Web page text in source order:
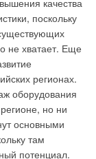
качества
поскольку
не хватает. Еще
регионах.
оборудования
но ни
основными
там
потенциал.
России
Петербург),
чем в 12
разработок
этой
в
28 тыс. м3/ч.
внутри
работающей
свежего
блок для
«Мицубиси
полностью